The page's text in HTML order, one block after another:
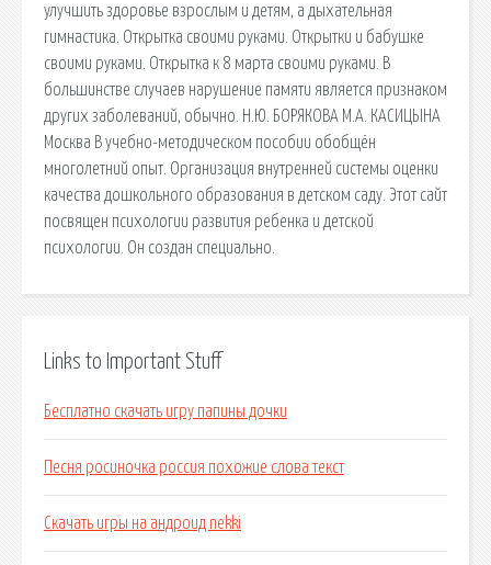
улучшить здоровье взрослым и детям, а дыхательная
гимнастика. Открытка своими руками. Открытки и бабушке
своими руками. Открытка к 8 марта своими руками. В
большинстве случаев нарушение памяти является признаком
других заболеваний, обычно. Н.Ю. БОРЯКОВА М.А. КАСИЦЫНА
Москва В учебно-методическом пособии обобщён
многолетний опыт. Организация внутренней системы оценки
качества дошкольного образования в детском саду. Этот сайт
посвящен психологии развития ребенка и детской
психологии. Он создан специально.
Links to Important Stuff
Бесплатно скачать игру папины дочки
Песня росиночка россия похожие слова текст
Скачать игры на андроид nekki